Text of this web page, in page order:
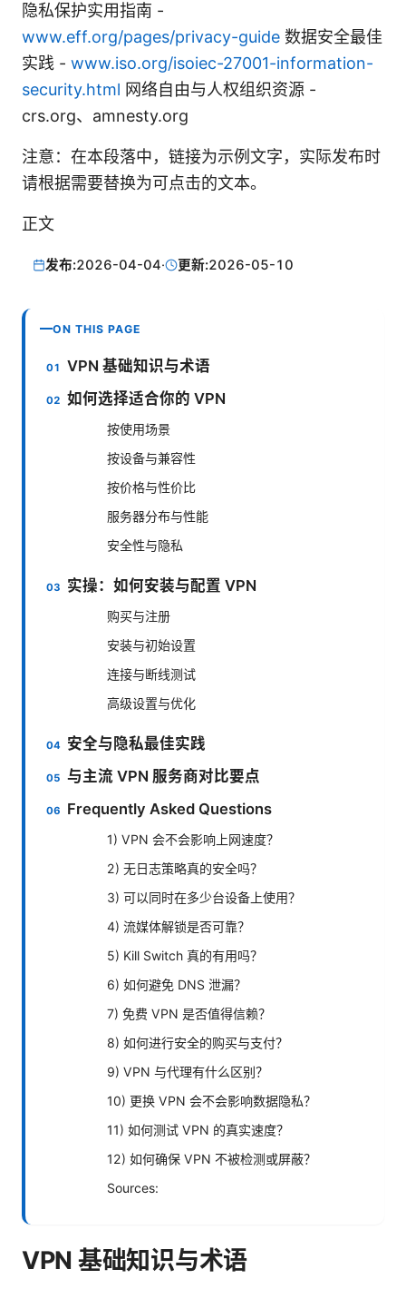
隐私保护实用指南 -
www.eff.org/pages/privacy-guide 数据安全最佳
实践 - www.iso.org/isoiec-27001-information-
security.html 网络自由与人权组织资源 -
crs.org、amnesty.org
注意：在本段落中，链接为示例文字，实际发布时
请根据需要替换为可点击的文本。
正文
发布:2026-04-04· 更新:2026-05-10
ON THIS PAGE
VPN 基础知识与术语
如何选择适合你的 VPN
按使用场景
按设备与兼容性
按价格与性价比
服务器分布与性能
安全性与隐私
实操：如何安装与配置 VPN
购买与注册
安装与初始设置
连接与断线测试
高级设置与优化
安全与隐私最佳实践
与主流 VPN 服务商对比要点
Frequently Asked Questions
1) VPN 会不会影响上网速度？
2) 无日志策略真的安全吗？
3) 可以同时在多少台设备上使用？
4) 流媒体解锁是否可靠？
5) Kill Switch 真的有用吗？
6) 如何避免 DNS 泄漏？
7) 免费 VPN 是否值得信赖？
8) 如何进行安全的购买与支付？
9) VPN 与代理有什么区别？
10) 更换 VPN 会不会影响数据隐私？
11) 如何测试 VPN 的真实速度？
12) 如何确保 VPN 不被检测或屏蔽？
Sources:
VPN 基础知识与术语